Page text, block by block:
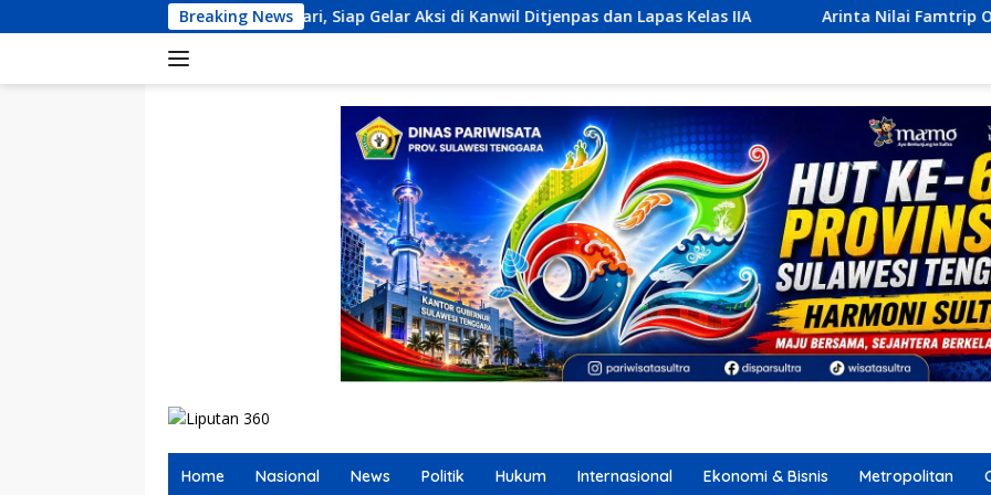
ke
Breaking News
Kendari, Siap Gelar Aksi di Kanwil Ditjenpas dan Lapas Kelas IIA Arinta Nilai Famtrip Overland Efektif Kenalkan
Home Nasional News Politik Hukum Internasional Ekonomi & Bisnis Metropolitan